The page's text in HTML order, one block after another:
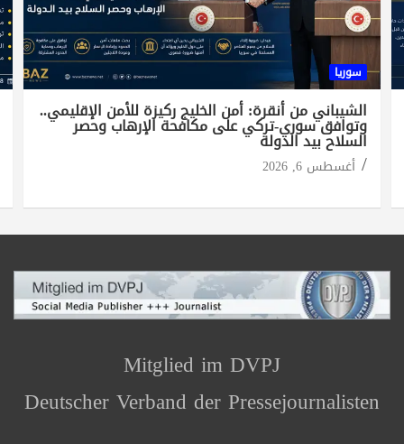
سوريا
الشيباني من أنقرة: أمن الخليج ركيزة للأمن الإقليمي..
وتوافق سوري-تركي على مكافحة الإرهاب وحصر
السلاح بيد الدولة
أغسطس 6, 2026
Mitglied im DVPJ
Deutscher Verband der Pressejournalisten